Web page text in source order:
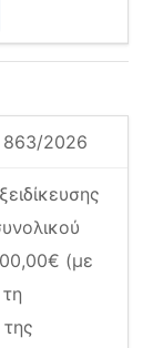
863/2026
(με